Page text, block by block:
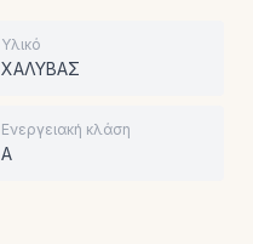
Υλικό
ΧΑΛΥΒΑΣ
Ενεργειακή κλάση
A